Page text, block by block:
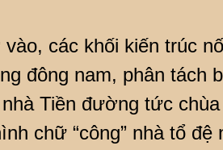
các khối kiến trúc
đông nam, phân tách
Tiền đường tức
chữ “công” nhà tổ đệ